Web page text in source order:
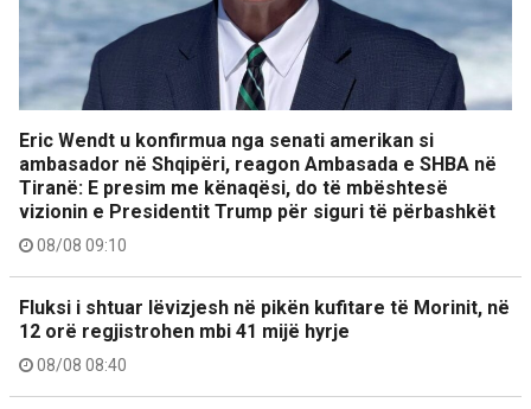
Eric Wendt u konfirmua nga senati amerikan si
ambasador në Shqipëri, reagon Ambasada e SHBA në
Tiranë: E presim me kënaqësi, do të mbështesë
vizionin e Presidentit Trump për siguri të përbashkët
08/08 09:10
Fluksi i shtuar lëvizjesh në pikën kufitare të Morinit, në
12 orë regjistrohen mbi 41 mijë hyrje
08/08 08:40